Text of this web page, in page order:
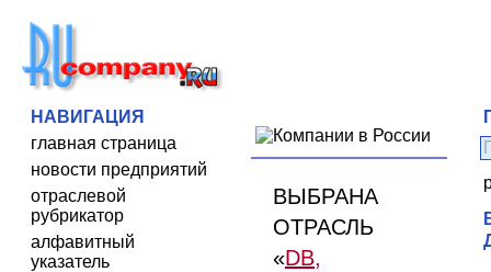
НАВИГАЦИЯ
главная страница
новости предприятий
отраслевой
рубрикатор
алфавитный
указатель
ВЫБРАНА
ОТРАСЛЬ
«DB,